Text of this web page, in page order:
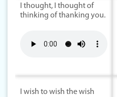
I thought, I thought of
thinking of thanking you.
I wish to wish the wish